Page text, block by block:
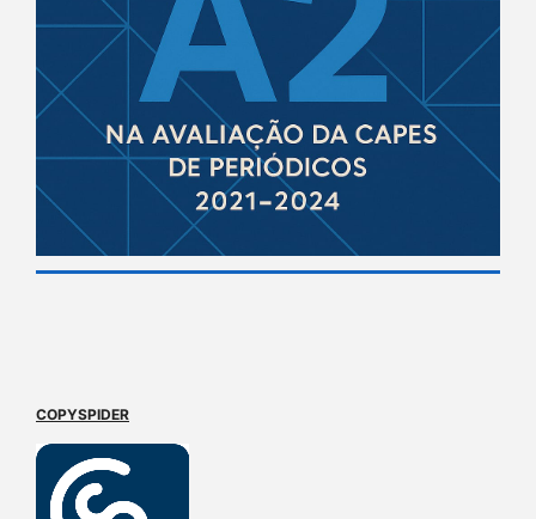
COPYSPIDER